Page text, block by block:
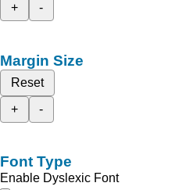
+
-
Margin Size
Reset
+
-
Font Type
Enable Dyslexic Font